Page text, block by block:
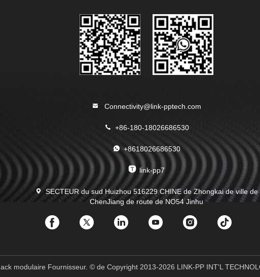
Connectivity@link-pptech.com
+86-180-18026686530
+8618026686530
link-pp7
SECTEUR du sud Huizhou 516229 CHINE de Zhongkai de ville de
ChenJiang de route de NO54 Jinhu
modulaire Fournisseur. © de Copyright 2013-2026 LINK-PP INT'L